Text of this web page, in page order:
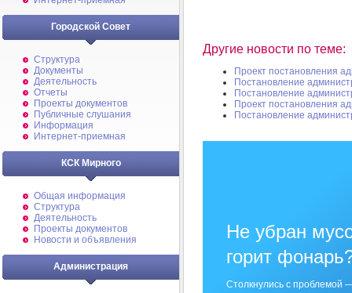
Городской Совет
Структура
Документы
Деятельность
Отчеты
Проекты документов
Публичные слушания
Информация
Интернет-приемная
КСК Мирного
Общая информация
Структура
Деятельность
Проекты документов
Новости и объявления
Администрация
Другие новости по теме:
Проект постановления
Постановление
Постановление
Проект постановления
Постановление
Не убран
горит
Столкнулись с проблемой